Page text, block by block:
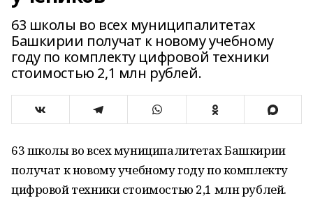
63 школы во всех муниципалитетах
Башкирии получат к новому учебному
году по комплекту цифровой техники
стоимостью 2,1 млн рублей.
63 школы во всех муниципалитетах Башкирии
получат к новому учебному году по комплекту
цифровой техники стоимостью 2,1 млн рублей.